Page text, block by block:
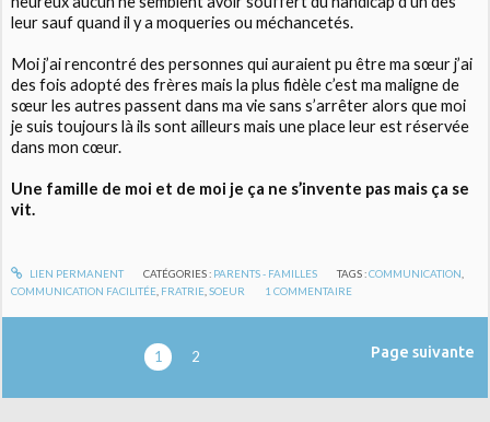
leur sauf quand il y a moqueries ou méchancetés.
Moi j’ai rencontré des personnes qui auraient pu être ma sœur j’ai
des fois adopté des frères mais la plus fidèle c’est ma maligne de
sœur les autres passent dans ma vie sans s’arrêter alors que moi
je suis toujours là ils sont ailleurs mais une place leur est réservée
dans mon cœur.
Une famille de moi et de moi je ça ne s’invente pas mais ça se
vit.
LIEN PERMANENT CATÉGORIES : PARENTS - FAMILLES TAGS :COMMUNICATION
COMMUNICATION FACILITÉE FRATRIE ,SOEUR 1 COMMENTAIRE
1 2 Page suivante